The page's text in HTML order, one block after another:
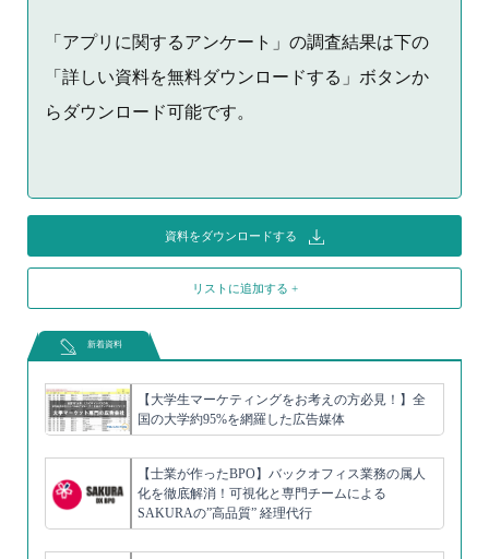
「アプリに関するアンケート」の調査結果は下の
「詳しい資料を無料ダウンロードする」ボタンか
らダウンロード可能です。
資料をダウンロードする
リストに追加する +
新着資料
【大学生マーケティングをお考えの方必見！】全
国の大学約95%を網羅した広告媒体
【士業が作ったBPO】バックオフィス業務の属人
化を徹底解消！可視化と専門チームによる
SAKURAの”高品質” 経理代行